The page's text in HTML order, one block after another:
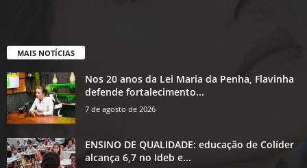
MAIS NOTÍCIAS
Nos 20 anos da Lei Maria da Penha, Flavinha
defende fortalecimento...
7 de agosto de 2026
ENSINO DE QUALIDADE: educação de Colíder
alcança 6,7 no Ideb e...